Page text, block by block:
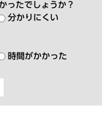
ったでしょうか？
分かりにくい
時間がかかった